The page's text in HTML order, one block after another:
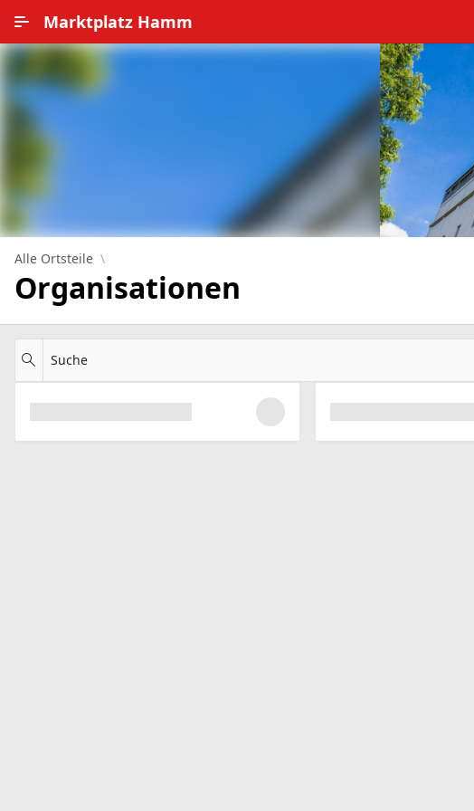
Marktplatz Hamm
Alle Ortsteile
Datenschutz
Alle Ortsteile
Organisationen
Suche